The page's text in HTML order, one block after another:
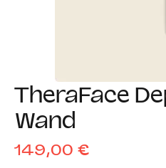
TheraFace
Wand
149,00 €Price